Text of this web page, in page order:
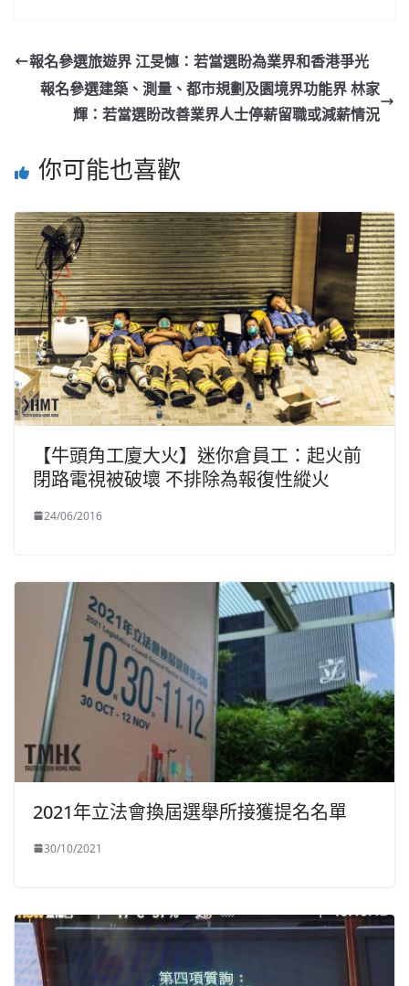
報名參選旅遊界 江旻憓：若當選盼為業界和香港爭光
報名參選建築、測量、都市規劃及園境界功能界 林家
輝：若當選盼改善業界人士停薪留職或減薪情況
你可能也喜歡
【牛頭角工廈大火】迷你倉員工：起火前
閉路電視被破壞 不排除為報復性縱火
24/06/2016
2021年立法會換屆選舉所接獲提名名單
30/10/2021